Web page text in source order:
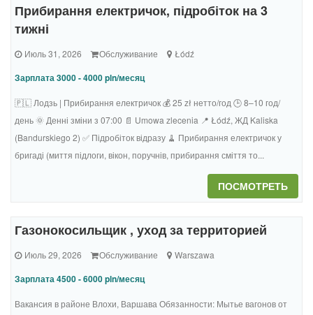
Прибирання електричок, підробіток на 3
тижні
Июль 31, 2026 Обслуживание Łódź
Зарплата 3000 - 4000 pln/месяц
🇵🇱 Лодзь | Прибирання електричок 💰 25 zł нетто/год 🕒 8–10 год/
день 🌞 Денні зміни з 07:00 📄 Umowa zlecenia 📍 Łódź, ЖД Kaliska
(Bandurskiego 2) ✅ Підробіток відразу 🧹 Прибирання електричок у
бригаді (миття підлоги, вікон, поручнів, прибирання сміття то...
ПОСМОТРЕТЬ
Газонокосильщик , уход за территорией
Июль 29, 2026 Обслуживание Warszawa
Зарплата 4500 - 6000 pln/месяц
Вакансия в районе Влохи, Варшава Обязанности: Мытье вагонов от